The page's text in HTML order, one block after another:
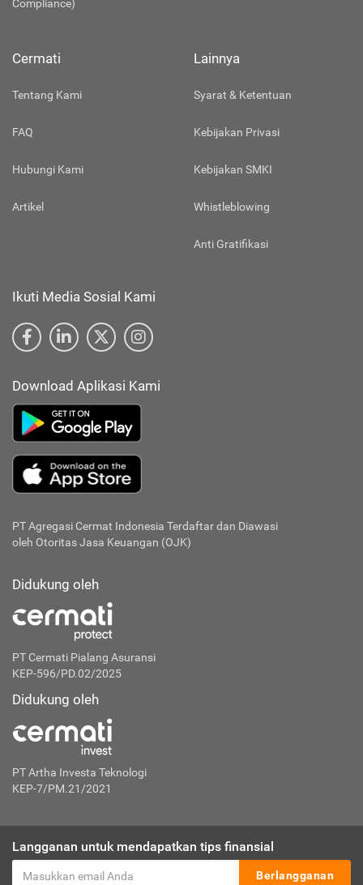
Compliance)
Cermati
Tentang Kami
FAQ
Hubungi Kami
Artikel
Lainnya
Syarat & Ketentuan
Kebijakan Privasi
Kebijakan SMKI
Whistleblowing
Anti Gratifikasi
Ikuti Media Sosial Kami
Download Aplikasi Kami
PT Agregasi Cermat Indonesia Terdaftar dan Diawasi
oleh Otoritas Jasa Keuangan (OJK)
Didukung oleh
PT Cermati Pialang Asuransi
KEP-596/PD.02/2025
Didukung oleh
PT Artha Investa Teknologi
KEP-7/PM.21/2021
Langganan untuk mendapatkan tips finansial
Berlangganan